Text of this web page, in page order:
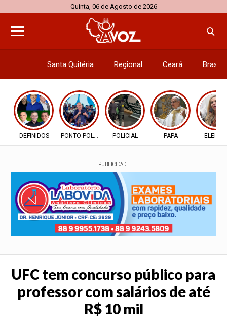
Quinta, 06 de Agosto de 2026
Santa Quitéria Regional Ceará Brasil
DEFINIDOS PONTO POLÍTICO POLICIAL PAPA
PUBLICIDADE
UFC tem concurso público para
professor com salários de até
R$ 10 mil